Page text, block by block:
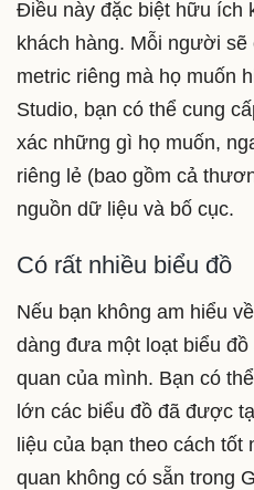
Điều này đặc biệt hữu ích
khách hàng. Mỗi người
metric riêng mà họ muốn
Studio, bạn có thể cung
xác những gì họ muốn,
riêng lẻ (bao gồm cả
nguồn dữ liệu và bố cục.
Có rất nhiều biểu đồ
Nếu bạn không am hiểu
dàng đưa một loạt biểu
quan của mình. Bạn có
lớn các biểu đồ đã được
liệu của bạn theo cách
quan không có sẵn trong